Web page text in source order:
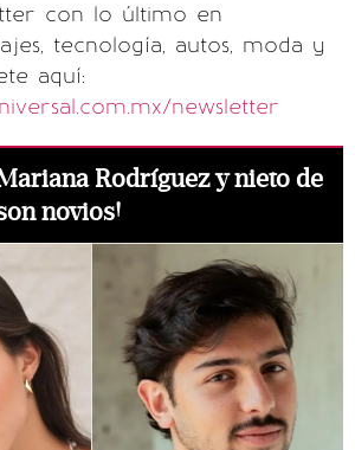
con lo último en
tecnología, autos, moda y
aquí:
newsletter
Rodríguez y nieto de
novios!